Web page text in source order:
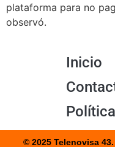
plataforma para no
observó.
Inicio
© 2025 Telenovisa